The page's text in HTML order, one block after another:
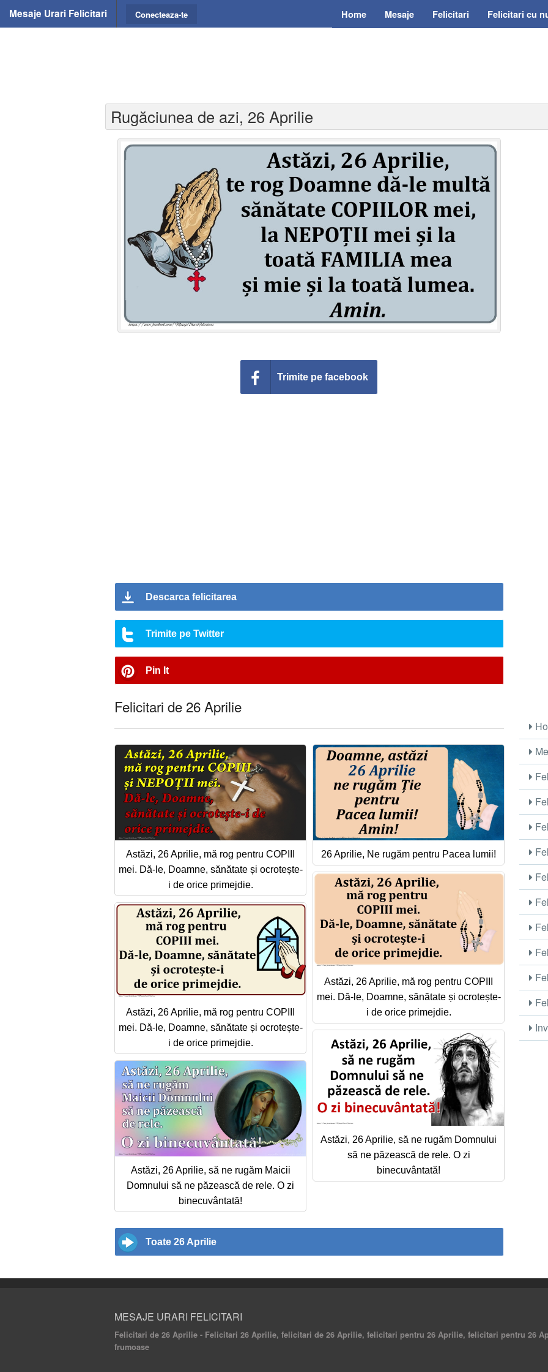
Mesaje Urari Felicitari Home Mesaje Felicitari Felicitari cu
Conecteaza-te
Rugăciunea de azi, 26 Aprilie
Trimite pe facebook
Descarca felicitarea
Trimite pe Twitter
Pin It
Felicitari de 26 Aprilie
Astăzi, 26 Aprilie, mă rog pentru COPIII
mei. Dă-le, Doamne, sănătate și ocrotește-
i de orice primejdie.
26 Aprilie, Ne rugăm pentru Pacea lumii!
Astăzi, 26 Aprilie, mă rog pentru COPIII
mei. Dă-le, Doamne, sănătate și ocrotește-
i de orice primejdie.
Astăzi, 26 Aprilie, mă rog pentru COPIII
mei. Dă-le, Doamne, sănătate și ocrotește-
i de orice primejdie.
Astăzi, 26 Aprilie, să ne rugăm Domnului
să ne păzească de rele. O zi
binecuvântată!
Astăzi, 26 Aprilie, să ne rugăm Maicii
Domnului să ne păzească de rele. O zi
binecuvântată!
Toate 26 Aprilie
MESAJE URARI FELICITARI
Felicitari de 26 Aprilie - Felicitari 26 Aprilie, felicitari de 26 Aprilie, felicitari pentru 26 Aprilie, felicitari pentru 26
frumoase